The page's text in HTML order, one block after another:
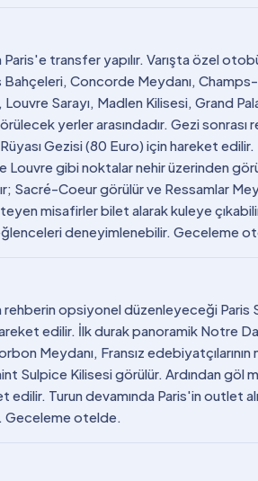
Paris'e transfer yapılır. Varışta özel
Bahçeleri, Concorde Meydanı,
Sarayı, Madlen Kilisesi, Grand
yerler arasındadır. Gezi
Gezisi (80 Euro) için hareket
Louvre gibi noktalar nehir üzerinden
Sacré-Coeur görülür ve Ressamlar
misafirler bilet alarak kuleye
deneyimlenebilir. Geceleme
rehberin opsiyonel düzenleyeceği
edilir. İlk durak panoramik Notre
Meydanı, Fransız edebiyatçılarının
Sulpice Kilisesi görülür. Ardından göl
edilir. Turun devamında Paris'in outlet
Geceleme otelde.